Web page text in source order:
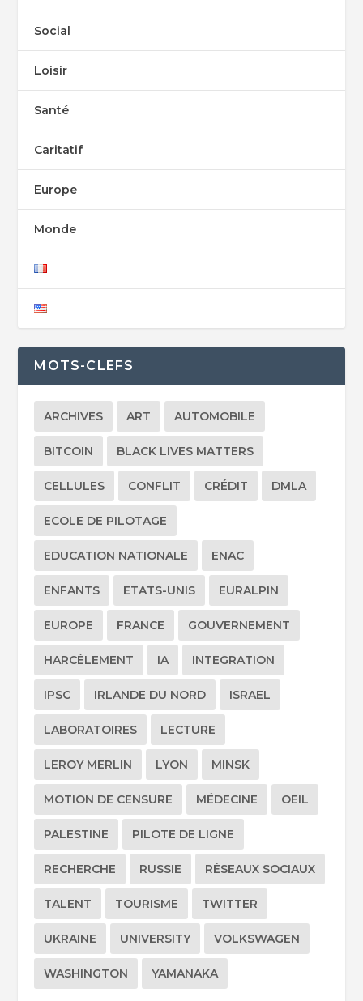
Social
Loisir
Santé
Caritatif
Europe
Monde
MOTS-CLEFS
ARCHIVES ART AUTOMOBILE
BITCOIN BLACK LIVES MATTERS
CELLULES CONFLIT CRÉDIT DMLA
ECOLE DE PILOTAGE
EDUCATION NATIONALE ENAC
ENFANTS ETATS-UNIS EURALPIN
EUROPE FRANCE GOUVERNEMENT
HARCÈLEMENT IA INTEGRATION
IPSC IRLANDE DU NORD ISRAEL
LABORATOIRES LECTURE
LEROY MERLIN LYON MINSK
MOTION DE CENSURE MÉDECINE OEIL
PALESTINE PILOTE DE LIGNE
RECHERCHE RUSSIE RÉSEAUX SOCIAUX
TALENT TOURISME TWITTER
UKRAINE UNIVERSITY VOLKSWAGEN
WASHINGTON YAMANAKA